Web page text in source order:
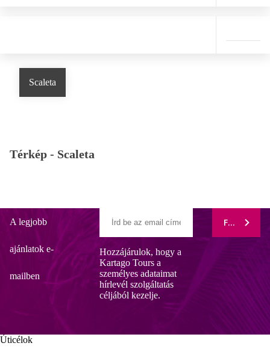
Scaleta
Térkép - Scaleta
A legjobb
ajánlatok e-
mailben
Hozzájárulok, hogy a
Kartago Tours a
személyes adataimat
hírlevél szolgáltatás
céljából kezelje.
Úticélok